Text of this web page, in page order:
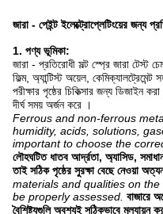
জারা - পেইন্ট ইলেক্ট্রোপ্লেটিংয়ের জন্য
1. পণ্য ভূমিকা:
জারা - প্রতিরোধী সল্ট স্প্রে জারা টেস্ট
ফিল্ম, অ্যান্টিস্ট অয়েল,
পরীক্ষার পৃষ্ঠের চিকিত্সার জন্য ডিজাইন
দীর্ঘ সময় অর্জন করে ।
Ferrous and non-ferrous
humidity, acids, solutions,
important to choose the
লৌহঘটিত ধাতব আর্দ্রতা, অ্যাসিড,
তাই সঠিক পৃষ্ঠের সুরক্ষা বেছে নেওয়া
materials and qualities on
be properly assessed. বাজারে
বৈশিষ্ট্যগুলি অবশ্যই সঠিকভাবে মূল্যায়ন